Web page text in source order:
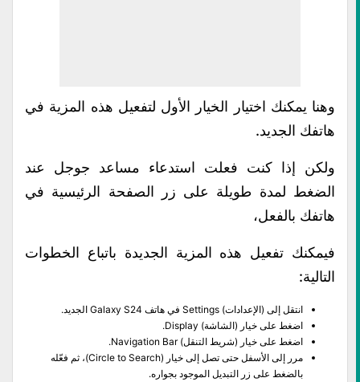
وهنا يمكنك اختيار الخيار الأول لتفعيل هذه المزية في
هاتفك الجديد.
ولكن إذا كنت فعلت استدعاء مساعد جوجل عند
الضغط لمدة طويلة على زر الصفحة الرئيسية في
هاتفك بالفعل،
فيمكنك تفعيل هذه المزية الجديدة باتباع الخطوات
التالية:
انتقل إلى (الإعدادات) Settings في هاتف Galaxy S24 الجديد.
اضغط على خيار (الشاشة) Display.
اضغط على خيار (شريط التنقل) Navigation Bar.
مرر إلى الأسفل حتى تصل إلى خيار (Circle to Search)، ثم فعّله
بالضغط على زر التبديل الموجود بجواره.